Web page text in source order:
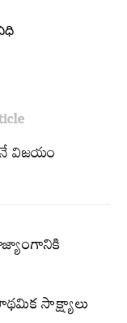
విజయం
సాక్ష్యాలు